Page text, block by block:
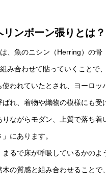
リンボーン張りとは
、魚のニシン（Herring）の骨
み合わせて貼っていくことで
われていたとされ、ヨーロッ
れ、着物や織物の模様にも受
ながらモダン、上質で落ち着
にあります。
るで床が呼吸しているかのよ
の質感と組み合わせることで